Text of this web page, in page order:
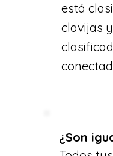
está
clavijas
¿Son